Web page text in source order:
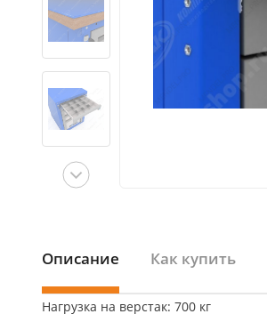
Описание Как купить
Нагрузка на верстак: 700 кг